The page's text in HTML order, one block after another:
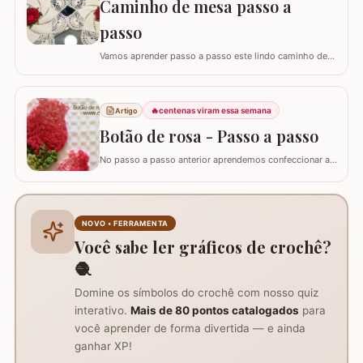
trabalho é surpreendentemente simples de…
Caminho de mesa passo a
passo
Vamos aprender passo a passo este lindo caminho de
Sauberlich Crochêt. Utilizei fio Duna e flor Camélia Fio
Duna Branco 8001 (4 novelos de 340m ou 8 de 140m)
Fio Duna Vermelho 3542 (1 novelo de 340m) Fio Duna
Verde 9392 (apenas para as folhas)…
Artigo 🔥centenas viram essa semana
Botão de rosa - Passo a passo
No passo a passo anterior aprendemos confeccionar a
grupo Viciadas em crochê. Fiz o passo a passo com
algumas poucas diferenças e também para auxil
NOVO • FERRAMENTA
Você sabe ler gráficos de crochê?
🧶
Domine os símbolos do crochê com nosso quiz
interativo. Mais de 80 pontos catalogados para
você aprender de forma divertida — e ainda
ganhar XP!